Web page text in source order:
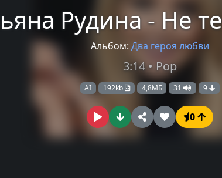
Рудина - Не
Альбом: Два героя любви
3:14 • Pop
AI 192kb 4,8МБ 31 9
0